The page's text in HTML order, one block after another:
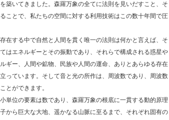
築いてきました。森羅万象の全てに法則を見いだすこと、そ
ことで、私たちの空間に対する利用技術はこの数十年間で圧
在する中で自然と人間を貫く唯一の法則は何かと言えば、そ
はエネルギーとその振動であり、それらで構成される惑星や
ギー、人間や鉱物、民族や人間の運命、ありとあらゆる存在
っています。そして音と光の所作は、周波数であり、周波数
とができます。
単位の要素は数であり、森羅万象の根底に一貫する動的原理
から巨大な大地、遥かなる山脈に至るまで、それぞれ固有の